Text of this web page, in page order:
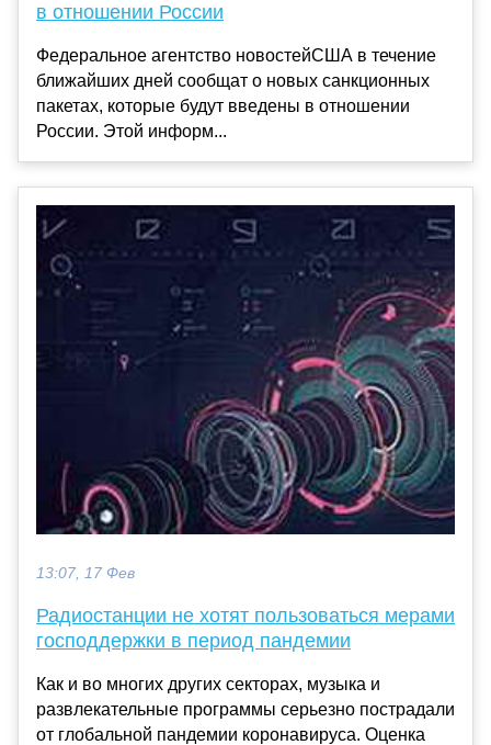
в отношении России
Федеральное агентство новостейСША в течение
ближайших дней сообщат о новых санкционных
пакетах, которые будут введены в отношении
России. Этой информ...
13:07, 17 Фев
Радиостанции не хотят пользоваться мерами
господдержки в период пандемии
Как и во многих других секторах, музыка и
развлекательные программы серьезно пострадали
от глобальной пандемии коронавируса. Оценка